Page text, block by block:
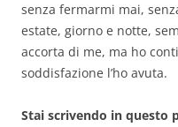
senza fermarmi mai,
estate, giorno e notte,
accorta di me, ma ho
soddisfazione l’ho avuta.
Stai scrivendo in questo